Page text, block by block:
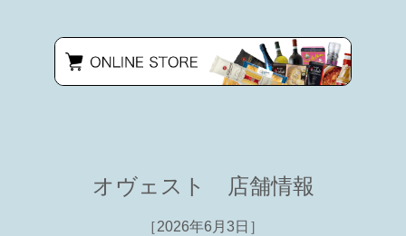
オヴェスト 店舗情報
［2026年6月3日］